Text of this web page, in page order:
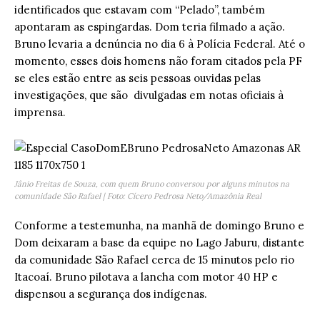
identificados que estavam com “Pelado”, também
apontaram as espingardas. Dom teria filmado a ação.
Bruno levaria a denúncia no dia 6 à Polícia Federal. Até o
momento, esses dois homens não foram citados pela PF
se eles estão entre as seis pessoas ouvidas pelas
investigações, que são divulgadas em notas oficiais à
imprensa.
Jânio Freitas de Souza, com quem Bruno conversou por alguns minutos na
comunidade São Rafael | Foto: Cícero Pedrosa Neto/Amazônia Real
Conforme a testemunha, na manhã de domingo Bruno e
Dom deixaram a base da equipe no Lago Jaburu, distante
da comunidade São Rafael cerca de 15 minutos pelo rio
Itacoaí. Bruno pilotava a lancha com motor 40 HP e
dispensou a segurança dos indígenas.